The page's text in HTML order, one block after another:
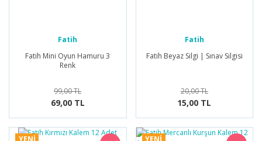
Fatih
Fatih Mini Oyun Hamuru 3
Renk
99,00 TL
69,00 TL
Fatih
Fatih Beyaz Silgi | Sınav Silgisi
20,00 TL
15,00 TL
YENİ YENİ